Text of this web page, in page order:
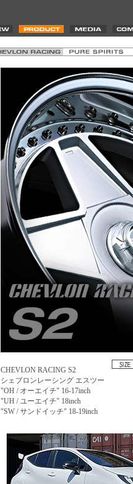
CHEVLON RACING S2
シェブロンレーシング エスツー
"OH / オーエイチ" 16-17inch
"UH / ユーエイチ" 18inch
"SW / サンドイッチ" 18-19inch